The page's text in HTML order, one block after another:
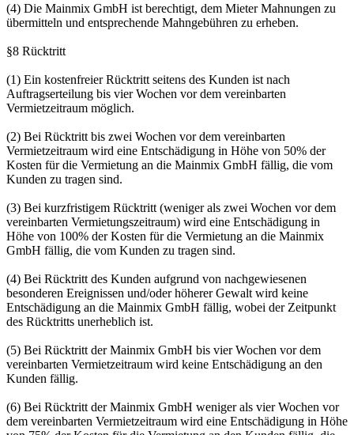
(4) Die Mainmix GmbH ist berechtigt, dem Mieter Mahnungen zu
übermitteln und entsprechende Mahngebühren zu erheben.
§8 Rücktritt
(1) Ein kostenfreier Rücktritt seitens des Kunden ist nach
Auftragserteilung bis vier Wochen vor dem vereinbarten
Vermietzeitraum möglich.
(2) Bei Rücktritt bis zwei Wochen vor dem vereinbarten
Vermietzeitraum wird eine Entschädigung in Höhe von 50% der
Kosten für die Vermietung an die Mainmix GmbH fällig, die vom
Kunden zu tragen sind.
(3) Bei kurzfristigem Rücktritt (weniger als zwei Wochen vor dem
vereinbarten Vermietungszeitraum) wird eine Entschädigung in
Höhe von 100% der Kosten für die Vermietung an die Mainmix
GmbH fällig, die vom Kunden zu tragen sind.
(4) Bei Rücktritt des Kunden aufgrund von nachgewiesenen
besonderen Ereignissen und/oder höherer Gewalt wird keine
Entschädigung an die Mainmix GmbH fällig, wobei der Zeitpunkt
des Rücktritts unerheblich ist.
(5) Bei Rücktritt der Mainmix GmbH bis vier Wochen vor dem
vereinbarten Vermietzeitraum wird keine Entschädigung an den
Kunden fällig.
(6) Bei Rücktritt der Mainmix GmbH weniger als vier Wochen vor
dem vereinbarten Vermietzeitraum wird eine Entschädigung in Höhe